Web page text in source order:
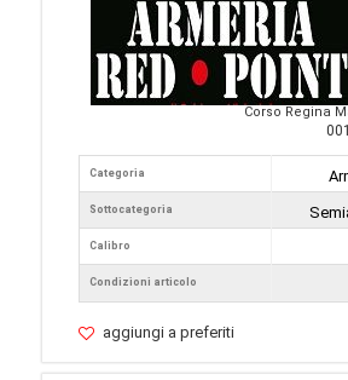
Corso Regina
Categoria
Sottocategoria
Calibro
Condizioni articolo
aggiungi a preferiti